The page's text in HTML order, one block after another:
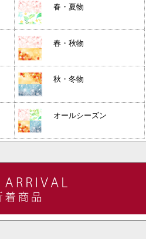
春・夏物
春・秋物
秋・冬物
オールシーズン